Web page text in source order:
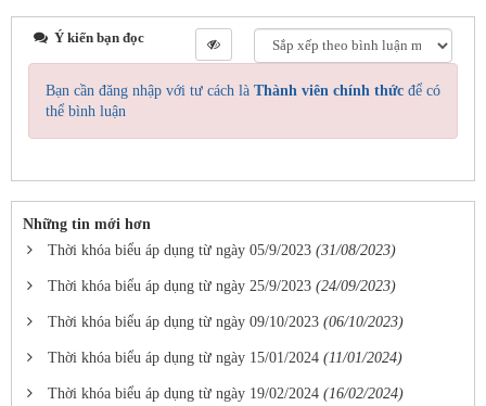
Ý kiến bạn đọc
Bạn cần đăng nhập với tư cách là Thành viên chính thức để có
thể bình luận
Những tin mới hơn
Thời khóa biểu áp dụng từ ngày 05/9/2023 (31/08/2023)
Thời khóa biểu áp dụng từ ngày 25/9/2023 (24/09/2023)
Thời khóa biểu áp dụng từ ngày 09/10/2023 (06/10/2023)
Thời khóa biểu áp dụng từ ngày 15/01/2024 (11/01/2024)
Thời khóa biểu áp dụng từ ngày 19/02/2024 (16/02/2024)